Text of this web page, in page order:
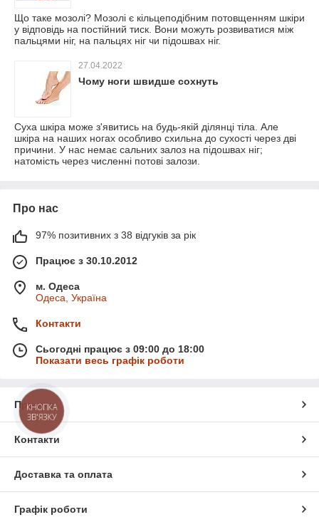
Що таке мозолі? Мозолі є кільцеподібним потовщенням шкіри
у відповідь на постійний тиск. Вони можуть розвиватися між
пальцями ніг, на пальцях ніг чи підошвах ніг.
27.04.2022
Чому ноги швидше сохнуть
Суха шкіра може з'явитись на будь-якій ділянці тіла. Але
шкіра на наших ногах особливо схильна до сухості через дві
причини. У нас немає сальних залоз на підошвах ніг;
натомість через численні потові залози.
Про нас
97% позитивних з 38 відгуків за рік
Працює з 30.10.2012
м. Одеса
Одеса, Україна
Контакти
Сьогодні працює з 09:00 до 18:00
Показати весь графік роботи
Про нас
Контакти
Доставка та оплата
Графік роботи
КНОПКА
ЗВ'ЯЗКУ